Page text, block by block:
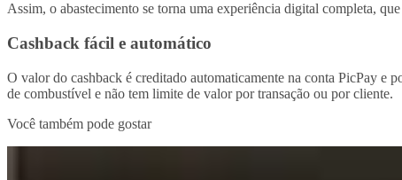
Assim, o abastecimento se torna uma experiência digital completa,
Cashback fácil e automático
O valor do cashback é creditado automaticamente na conta PicPay e
de combustível e não tem limite de valor por transação ou por cliente.
Você também pode gostar